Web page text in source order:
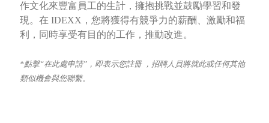
作文化來豐富員工的生計，擁抱挑戰並鼓勵學習和發
現。在 IDEXX，您將獲得有競爭力的薪酬、激勵和福
利，同時享受有目的的工作，推動改進。
*點擊“在此處申請”，即表示您註冊 ，招聘人員將就此或任何其他
類似機會與您聯繫。